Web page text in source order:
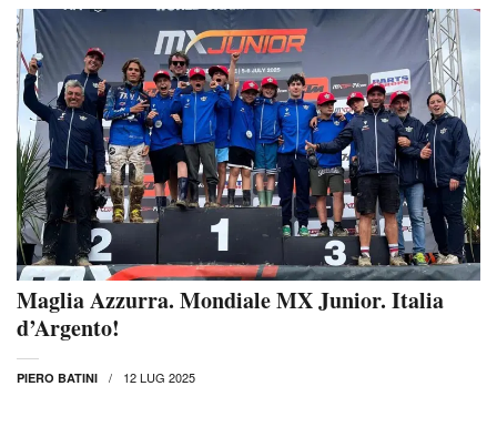
Maglia Azzurra. Mondiale MX Junior. Italia
d’Argento!
PIERO BATINI 12 LUG 2025